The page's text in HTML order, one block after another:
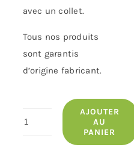
avec un collet.
Tous nos produits
sont garantis
d’origine fabricant.
quantité
AJOUTER
AU
PANIER